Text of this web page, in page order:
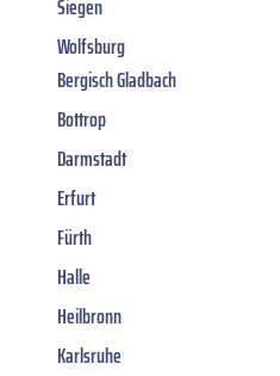
Siegen
Wolfsburg
Bergisch Gladbach
Bottrop
Darmstadt
Erfurt
Fürth
Halle
Heilbronn
Karlsruhe